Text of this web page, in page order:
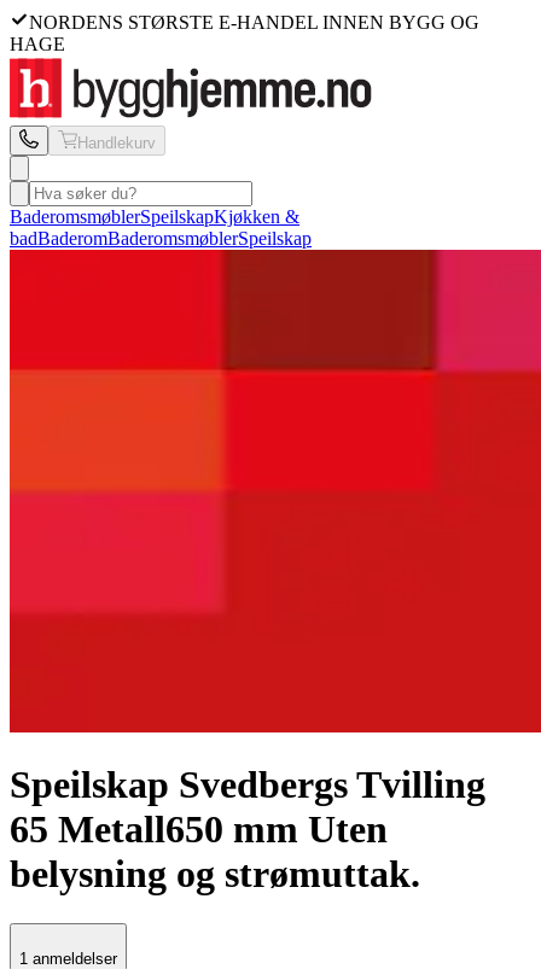
NORDENS STØRSTE E-HANDEL INNEN BYGG OG
HAGE
Handlekurv
BaderomsmøblerSpeilskapKjøkken &
badBaderomBaderomsmøblerSpeilskap
Speilskap SvedbergsTvilling
65 Metall650 mm Uten
belysning og strømuttak.
1 anmeldelser